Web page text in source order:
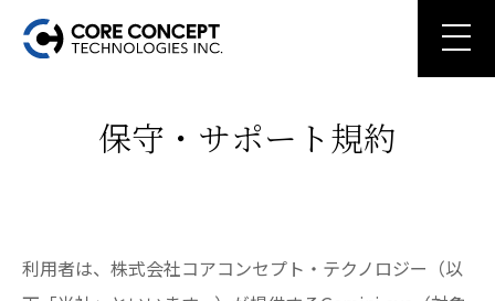
保守・サポート規約
利用者は、株式会社コアコンセプト・テクノロジー（以